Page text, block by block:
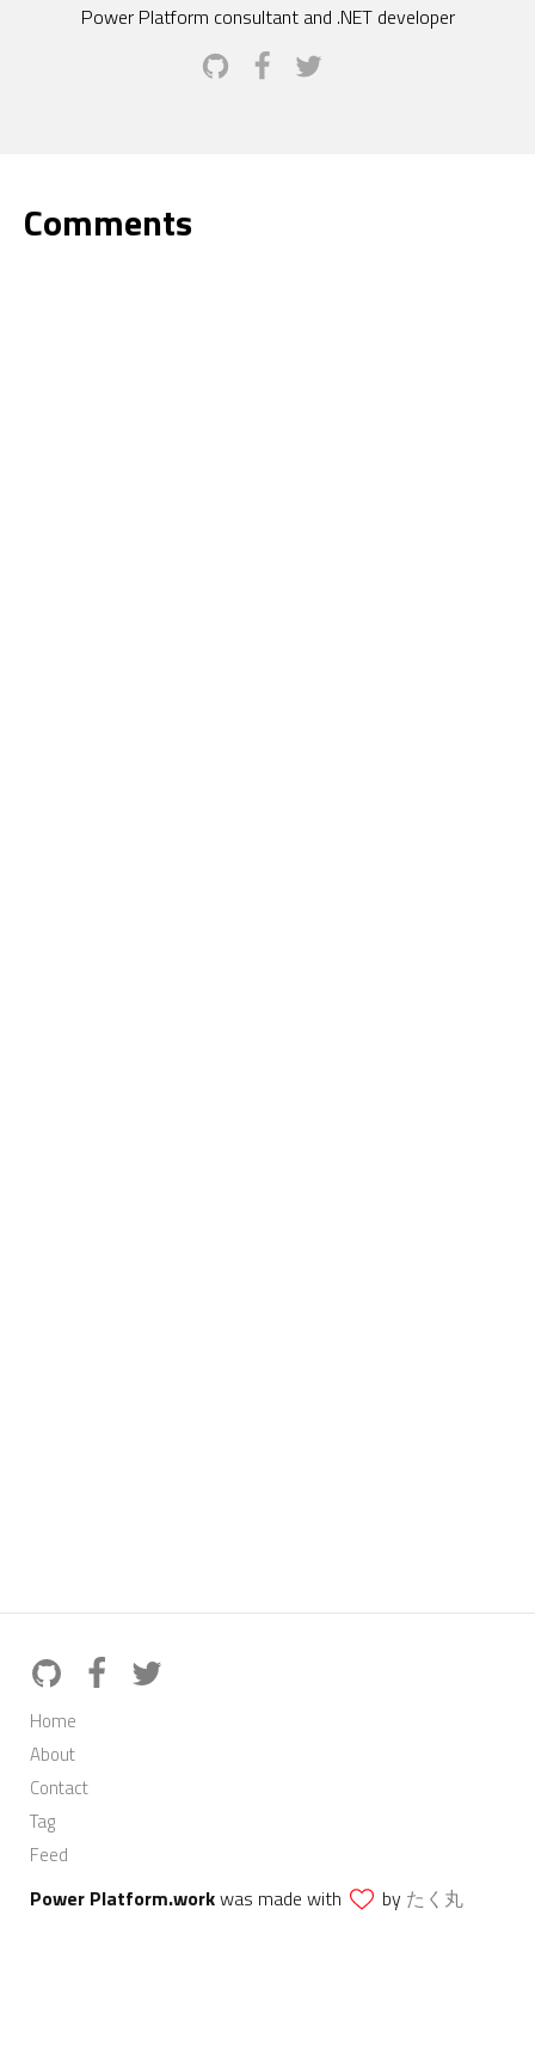
Power Platform consultant and .NET developer
Comments
Home
About
Contact
Tag
Feed
Power Platform.workwas made with by たく丸